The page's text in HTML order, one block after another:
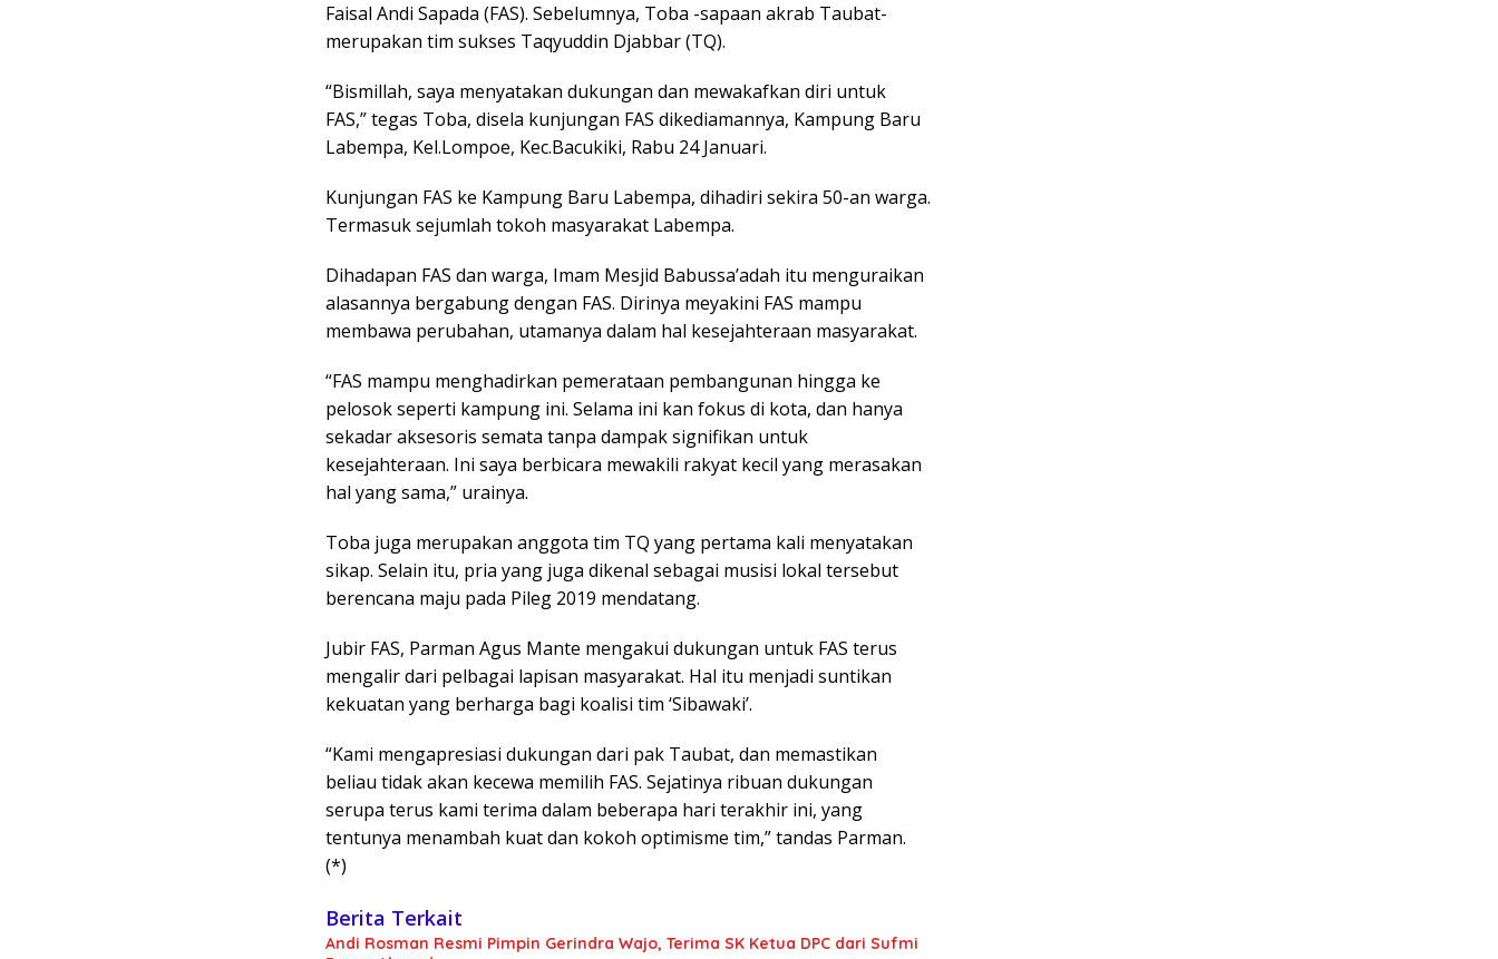
Faisal Andi Sapada (FAS). Sebelumnya, Toba -sapaan akrab Taubat-
merupakan tim sukses Taqyuddin Djabbar (TQ).
“Bismillah, saya menyatakan dukungan dan mewakafkan diri untuk
FAS,” tegas Toba, disela kunjungan FAS dikediamannya, Kampung Baru
Labempa, Kel.Lompoe, Kec.Bacukiki, Rabu 24 Januari.
Kunjungan FAS ke Kampung Baru Labempa, dihadiri sekira 50-an warga.
Termasuk sejumlah tokoh masyarakat Labempa.
Dihadapan FAS dan warga, Imam Mesjid Babussa’adah itu menguraikan
alasannya bergabung dengan FAS. Dirinya meyakini FAS mampu
membawa perubahan, utamanya dalam hal kesejahteraan masyarakat.
“FAS mampu menghadirkan pemerataan pembangunan hingga ke
pelosok seperti kampung ini. Selama ini kan fokus di kota, dan hanya
sekadar aksesoris semata tanpa dampak signifikan untuk
kesejahteraan. Ini saya berbicara mewakili rakyat kecil yang merasakan
hal yang sama,” urainya.
Toba juga merupakan anggota tim TQ yang pertama kali menyatakan
sikap. Selain itu, pria yang juga dikenal sebagai musisi lokal tersebut
berencana maju pada Pileg 2019 mendatang.
Jubir FAS, Parman Agus Mante mengakui dukungan untuk FAS terus
mengalir dari pelbagai lapisan masyarakat. Hal itu menjadi suntikan
kekuatan yang berharga bagi koalisi tim ‘Sibawaki’.
“Kami mengapresiasi dukungan dari pak Taubat, dan memastikan
beliau tidak akan kecewa memilih FAS. Sejatinya ribuan dukungan
serupa terus kami terima dalam beberapa hari terakhir ini, yang
tentunya menambah kuat dan kokoh optimisme tim,” tandas Parman.
(*)
Berita Terkait
Andi Rosman Resmi Pimpin Gerindra Wajo, Terima SK Ketua DPC dari Sufmi